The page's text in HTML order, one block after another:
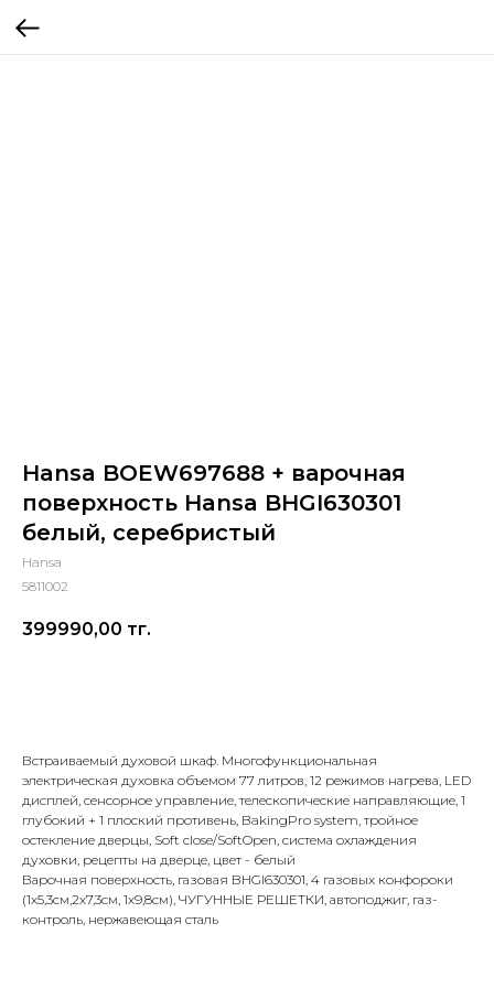
Hansa BOEW697688 + варочная
поверхность Hansa BHGI630301
белый, серебристый
Hansa
5811002
399990,00 тг.
Встраиваемый духовой шкаф. Многофункциональная
электрическая духовка объемом 77 литров, 12 режимов нагрева, LED
дисплей, сенсорное управление, телескопические направляющие, 1
глубокий + 1 плоский противень, BakingPro system, тройное
остекление дверцы, Soft close/SoftOpen, система охлаждения
духовки, рецепты на дверце, цвет - белый
Варочная поверхность, газовая BHGI630301, 4 газовых конфороки
(1х5,3см,2х7,3cм, 1х9,8см), ЧУГУННЫЕ РЕШЕТКИ, автоподжиг, газ-
контроль, нержавеющая сталь